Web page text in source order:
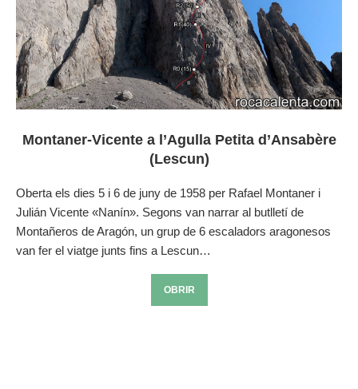
Montaner-Vicente a l’Agulla Petita d’Ansabère
(Lescun)
Oberta els dies 5 i 6 de juny de 1958 per Rafael Montaner i
Julián Vicente «Nanín». Segons van narrar al butlletí de
Montañeros de Aragón, un grup de 6 escaladors aragonesos
van fer el viatge junts fins a Lescun…
OBRIR